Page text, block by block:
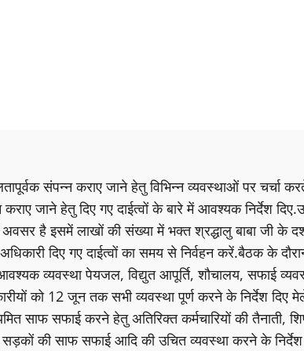
संपन्न कराए जाने हेतु विभिन्न व्यवस्थाओं पर चर्चा
जाने हेतु दिए गए दाईत्वों के बारे में आवश्यक निर्देश
है इसमें लाखों की संख्या में भक्त श्रद्धालु बाबा जी के
दिए गए दाईत्वों का समय से निर्वहन करें.बैठक के
आवश्यक व्यवस्था पेयजल, विद्युत आपूर्ति, शौचालय, सफाई
को 12 जून तक सभी व्यवस्था पूर्ण करने के निर्देश दिए
साफ सफाई करने हेतु अतिरिक्त कर्मचारियों की तैनाती,
की साफ सफाई आदि की उचित व्यवस्था करने के निर्देश